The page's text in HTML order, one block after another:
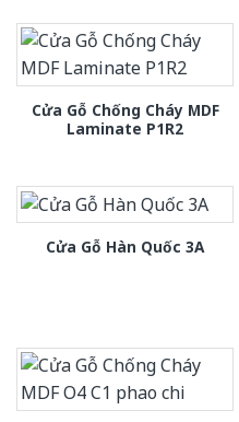
Cửa Gỗ Chống Cháy MDF
Laminate P1R2
Cửa Gỗ Hàn Quốc 3A